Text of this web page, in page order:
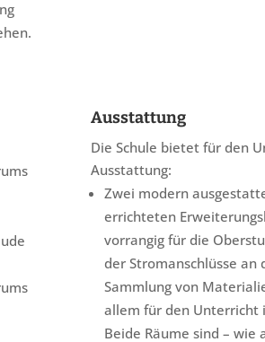
Ausstattung
Die Schule bietet für den
Ausstattung:
Zwei modern
errichteten
vorrangig für die
der Stromanschlüsse an
Sammlung von
allem für den Unterricht
Beide Räume sind –